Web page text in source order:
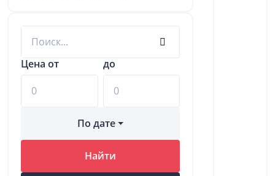
Цена от до
По дате
Найти